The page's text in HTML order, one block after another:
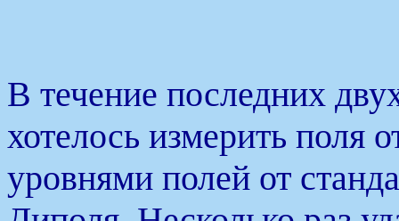
В течение последних
хотелось измерить поля
уровнями полей от